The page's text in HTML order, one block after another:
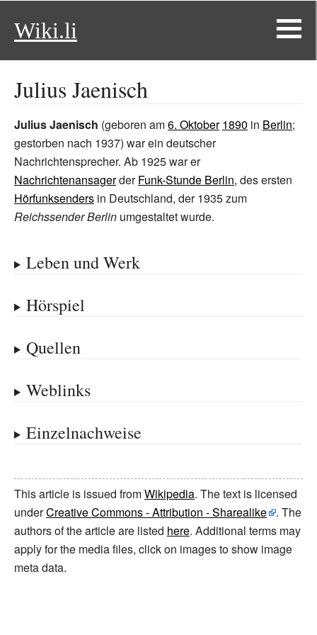
Wiki.li
Julius Jaenisch
Julius Jaenisch (geboren am6. Oktober 1890 in Berlin;
gestorben nach 1937) war ein deutscher
Nachrichtensprecher. Ab 1925 war er
NachrichtenansagerderFunk-Stunde Berlin, des ersten
Hörfunksenders in Deutschland, der 1935 zum
Reichssender Berlin umgestaltet wurde.
Leben und Werk
Hörspiel
Quellen
Weblinks
Einzelnachweise
This article is issued fromWikipedia. The text is licensed
underCreative Commons - Attribution - Sharealike
. The
authors of the article are listed here. Additional terms may
apply for the media files, click on images to show image
meta data.